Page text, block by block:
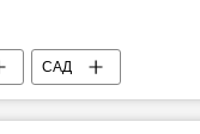
САД
Александар Павић